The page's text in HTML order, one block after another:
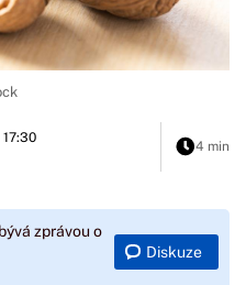
4 min
zprávou o
Diskuze